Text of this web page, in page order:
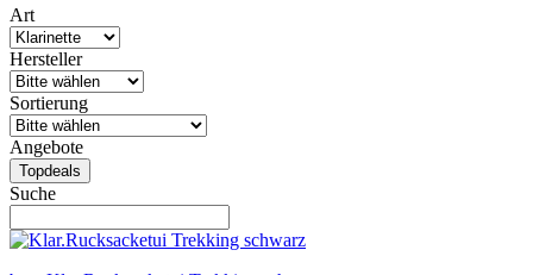
Art
Hersteller
Sortierung
Angebote
Topdeals
Suche